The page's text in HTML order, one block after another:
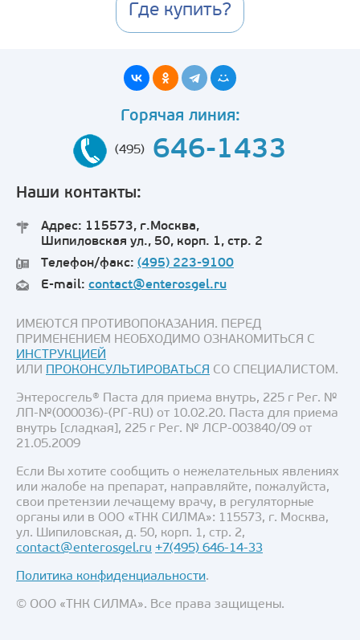
Где купить?
Горячая линия:
(495) 646-1433
Наши контакты:
Адрес: 115573, г.Москва,
Шипиловская ул., 50, корп. 1, стр. 2
Телефон/факс: (495) 223-9100
E-mail: contact@enterosgel.ru
ИМЕЮТСЯ ПРОТИВОПОКАЗАНИЯ. ПЕРЕД
ПРИМЕНЕНИЕМ НЕОБХОДИМО ОЗНАКОМИТЬСЯ С
ИНСТРУКЦИЕЙ
ИЛИ ПРОКОНСУЛЬТИРОВАТЬСЯ СО СПЕЦИАЛИСТОМ.
Энтеросгель® Паста для приема внутрь, 225 г Рег. №
ЛП-№(000036)-(РГ-RU) от 10.02.20. Паста для приема
внутрь [сладкая], 225 г Рег. № ЛСР-003840/09 от
21.05.2009
Если Вы хотите сообщить о нежелательных явлениях
или жалобе на препарат, направляйте, пожалуйста,
свои претензии лечащему врачу, в регуляторные
органы или в ООО «ТНК СИЛМА»: 115573, г. Москва,
ул. Шипиловская, д. 50, корп. 1, стр. 2,
contact@enterosgel.ru +7(495) 646-14-33
Политика конфиденциальности.
© ООО «ТНК СИЛМА». Все права защищены.